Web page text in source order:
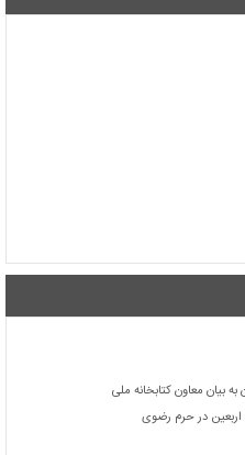
بیان معاون کتابخانه ملی
اربعین در حرم رضوی